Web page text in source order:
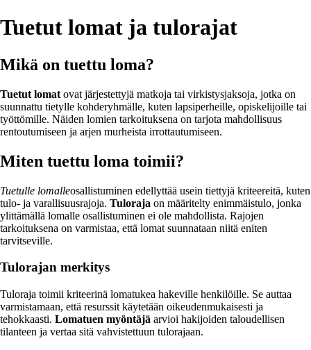
Tuetut lomat ja tulorajat
Mikä on tuettu loma?
Tuetut lomat ovat järjestettyjä matkoja tai virkistysjaksoja, jotka on
suunnattu tietylle kohderyhmälle, kuten lapsiperheille, opiskelijoille tai
työttömille. Näiden lomien tarkoituksena on tarjota mahdollisuus
rentoutumiseen ja arjen murheista irrottautumiseen.
Miten tuettu loma toimii?
Tuetulle lomalleosallistuminen edellyttää usein tiettyjä kriteereitä, kuten
tulo- ja varallisuusrajoja. Tuloraja on määritelty enimmäistulo, jonka
ylittämällä lomalle osallistuminen ei ole mahdollista. Rajojen
tarkoituksena on varmistaa, että lomat suunnataan niitä eniten
tarvitseville.
Tulorajan merkitys
Tuloraja toimii kriteerinä lomatukea hakeville henkilöille. Se auttaa
varmistamaan, että resurssit käytetään oikeudenmukaisesti ja
tehokkaasti. Lomatuen myöntäjä arvioi hakijoiden taloudellisen
tilanteen ja vertaa sitä vahvistettuun tulorajaan.